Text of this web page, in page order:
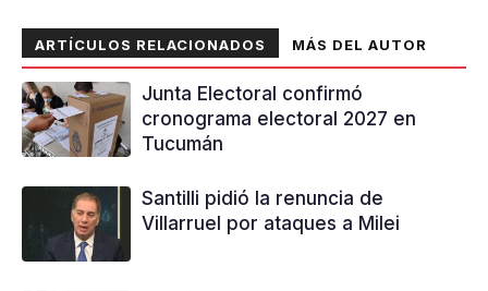
ARTÍCULOS RELACIONADOS MÁS DEL AUTOR
Junta Electoral confirmó
cronograma electoral 2027 en
Tucumán
Santilli pidió la renuncia de
Villarruel por ataques a Milei